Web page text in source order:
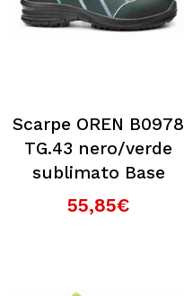
Scarpe OREN B0978
TG.43 nero/verde
sublimato Base
55,85€